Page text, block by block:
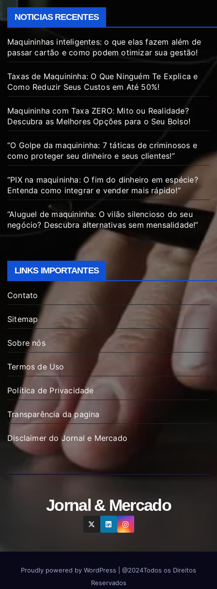
NOTICIAS RECENTES
Maquininhas inteligentes: o que elas fazem além de
passar cartão e como podem otimizar sua gestão!
Taxas de Maquininha: O Que Ninguém Te Explica e
Como Reduzir Seus Custos em Até 50%!
Maquininha com Taxa ZERO: Mito ou Realidade?
Descubra as Melhores Opções para o Seu Bolso!
“O Golpe da maquininha: 7 táticas de criminosos e
como proteger seu dinheiro e seus clientes!”
“PIX na maquininha: O fim do dinheiro em espécie?
Entenda como integrar e vender mais rápido!”
“Aluguel de maquininha: O vilão silencioso do seu
negócio? Descubra alternativas sem mensalidade!”
LINKS IMPORTANTES
Contato
Sitemap
Sobre nós
Termos de Uso
Política de Privacidade
Transparência da pagina
Disclaimer do Jornal e Mercado
Jornal & Mercado
Proudly powered by WordPress
@2024Todos os Direitos
Reservados